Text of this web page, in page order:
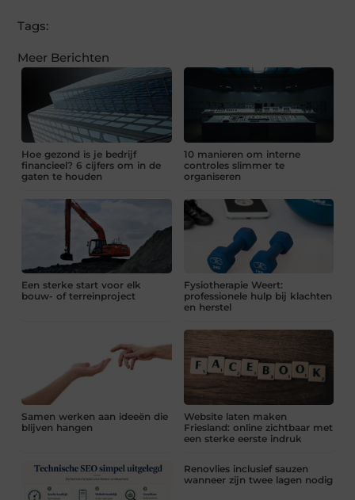
Tags:
Meer Berichten
Hoe gezond is je bedrijf
financieel? 6 cijfers om in de
gaten te houden
10 manieren om interne
controles slimmer te
organiseren
Een sterke start voor elk
bouw- of terreinproject
Fysiotherapie Weert:
professionele hulp bij klachten
en herstel
Samen werken aan ideeën die
blijven hangen
Website laten maken
Friesland: online zichtbaar met
een sterke eerste indruk
Renovlies inclusief sauzen
wanneer zijn twee lagen nodig